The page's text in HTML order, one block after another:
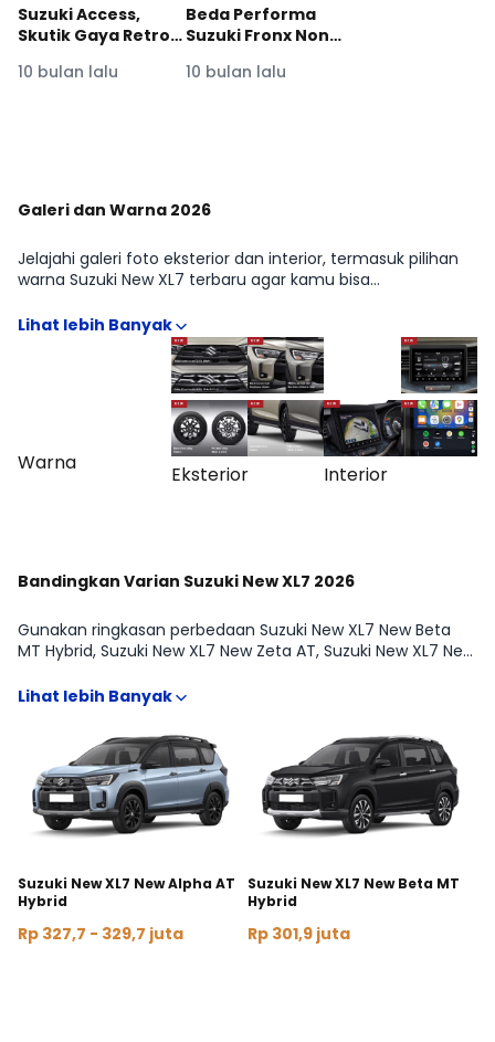
Suzuki Access,
Skutik Gaya Retro
IMOS 2025
10 bulan lalu
Beda Performa
Suzuki Fronx Non
Hybrid #Moladin
10 bulan lalu
Galeri dan Warna 2026
Jelajahi galeri foto eksterior dan interior, termasuk pilihan
warna Suzuki New XL7 terbaru agar kamu bisa
sertakan contoh dalam berbagai pencahayaan untuk
membantu keputusan warna. Lihat seluruh album di
Warna Eksterior Interior
Bandingkan Varian Suzuki New XL7 2026
Gunakan ringkasan perbedaan Suzuki New XL7 New Beta
MT Hybrid, Suzuki New XL7 New Zeta AT, Suzuki New XL7 New
New Beta AT Hybrid, Suzuki New XL7 Alpha Kuro, Suzuki New
harga agar pilihan tipe Suzuki New XL7 lebih tepat sasaran.
Tabel komparasi lengkap tersedia di halaman Varian.
Setelah itu, kamu bisa lanjut ke simulasi kredit sesuai tipe.
Suzuki New XL7 New Alpha AT
Hybrid
Rp 327,7 - 329,7 juta
Suzuki New XL7 New Beta MT
Hybrid
Rp 301,9 juta